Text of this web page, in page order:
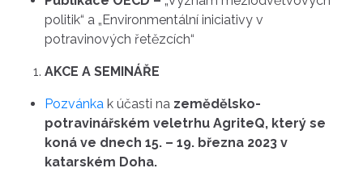
politik“ a „Environmentální iniciativy v
potravinových řetězcích“
AKCE A SEMINÁŘE
Pozvánka k účasti na zemědělsko-
potravinářském veletrhu AgriteQ, který se
koná ve dnech 15. – 19. března 2023 v
katarském Doha.